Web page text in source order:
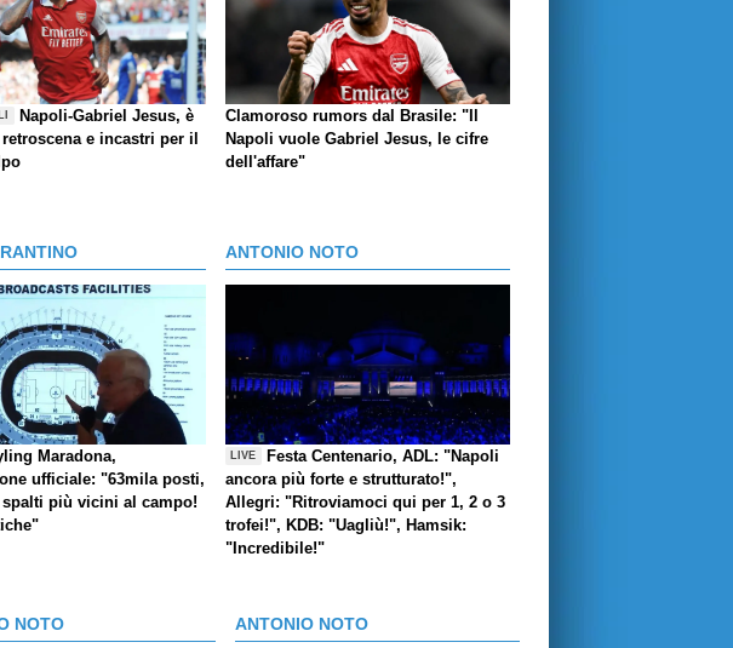
Napoli-Gabriel Jesus, è
e incastri per il
Clamoroso rumors dal Brasile: "Il
Napoli vuole Gabriel Jesus, le cifre
dell'affare"
Maradona,
ufficiale: "63mila posti,
più vicini al campo!
ANTONIO NOTO
LIVE
Festa Centenario, ADL: "Napoli
ancora più forte e strutturato!",
Allegri: "Ritroviamoci qui per 1, 2 o 3
trofei!", KDB: "Uagliù!", Hamsik:
"Incredibile!"
NOTO ANTONIO NOTO